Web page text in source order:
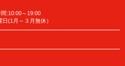
:10:00～19:00
日(1月～３月無休）